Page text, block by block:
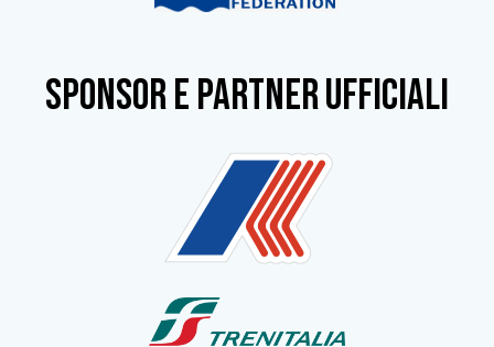
SPONSOR e partner ufficiali